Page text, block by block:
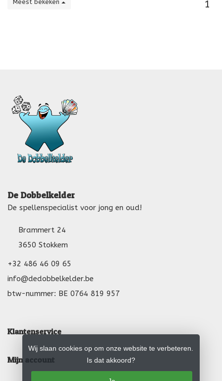
Meest bekeken 1
De Dobbelkelder
De spellenspecialist voor jong en oud!
Brammert 24
3650 Stokkem
+32 486 46 09 65
info@dedobbelkelder.be
btw-nummer: BE 0764 819 957
Klantenservice
Mijn account
Wij slaan cookies op om onze website te verbeteren.
Is dat akkoord?